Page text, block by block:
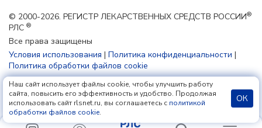
© 2000-2026. РЕГИСТР ЛЕКАРСТВЕННЫХ СРЕДСТВ РОССИИ®
РЛС ®
Все права защищены
Условия использования | Политика конфиденциальности |
Политика обработки файлов cookie
18+
Наш сайт использует файлы cookie, чтобы улучшить работу
сайта, повысить его эффективность и удобство. Продолжая
использовать сайт rlsnet.ru, вы соглашаетесь с политикой
обработки файлов cookie.
ОК